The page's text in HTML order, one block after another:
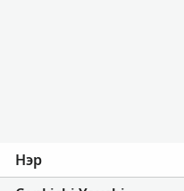
Нэр